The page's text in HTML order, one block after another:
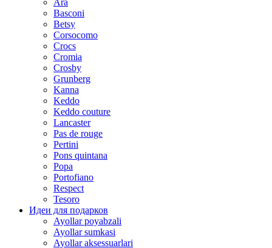
Ara
Basconi
Betsy
Corsocomo
Crocs
Cromia
Crosby
Grunberg
Kanna
Keddo
Keddo couture
Lancaster
Pas de rouge
Pertini
Pons quintana
Popa
Portofiano
Respect
Tesoro
Идеи для подарков
Ayollar poyabzali
Ayollar sumkasi
Ayollar aksessuarlari